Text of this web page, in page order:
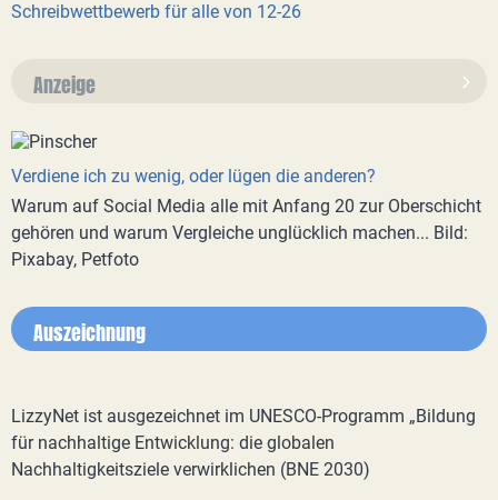
Schreibwettbewerb für alle von 12-26
Anzeige
Verdiene ich zu wenig, oder lügen die anderen?
Warum auf Social Media alle mit Anfang 20 zur Oberschicht
gehören und warum Vergleiche unglücklich machen... Bild:
Pixabay, Petfoto
Auszeichnung
LizzyNet ist ausgezeichnet im UNESCO-Programm „Bildung
für nachhaltige Entwicklung: die globalen
Nachhaltigkeitsziele verwirklichen (BNE 2030)